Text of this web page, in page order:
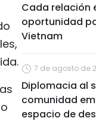
Cada relación
oportunidad
Vietnam
7 de agosto de
Diplomacia al
comunidad
espacio de